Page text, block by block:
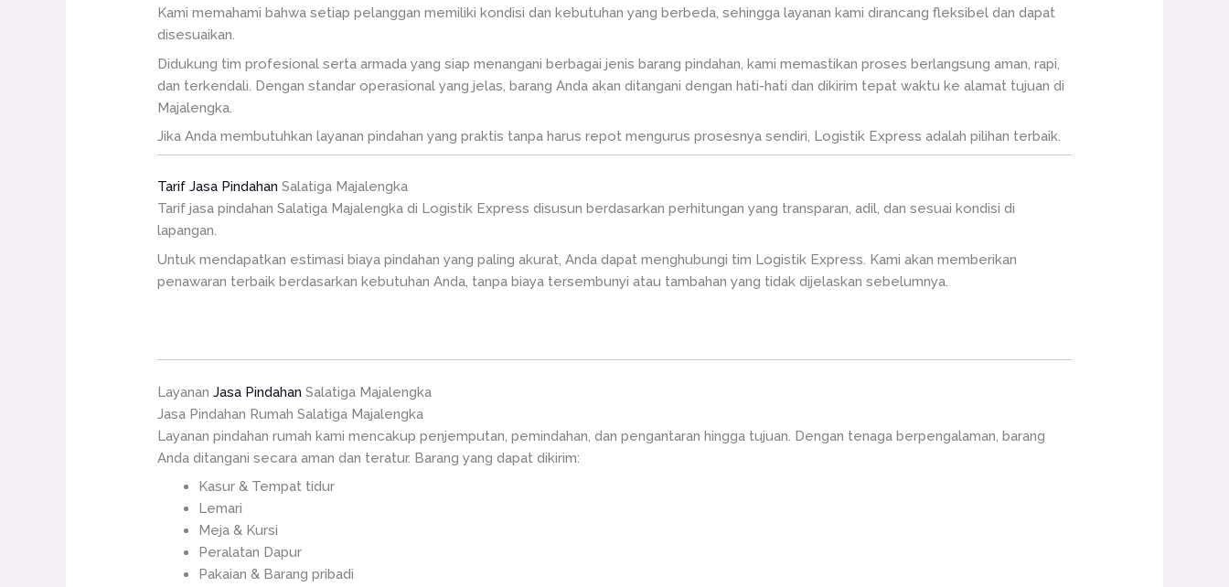
Kami memahami bahwa setiap pelanggan memiliki kondisi dan kebutuhan yang berbeda, sehingga layanan kami dirancang fleksibel dan dapat
disesuaikan.
Didukung tim profesional serta armada yang siap menangani berbagai jenis barang pindahan, kami memastikan proses berlangsung aman, rapi,
dan terkendali. Dengan standar operasional yang jelas, barang Anda akan ditangani dengan hati-hati dan dikirim tepat waktu ke alamat tujuan di
Majalengka.
Jika Anda membutuhkan layanan pindahan yang praktis tanpa harus repot mengurus prosesnya sendiri, Logistik Express adalah pilihan terbaik.
Tarif Jasa Pindahan Salatiga Majalengka
Tarif jasa pindahan Salatiga Majalengka di Logistik Express disusun berdasarkan perhitungan yang transparan, adil, dan sesuai kondisi di
lapangan.
Untuk mendapatkan estimasi biaya pindahan yang paling akurat, Anda dapat menghubungi tim Logistik Express. Kami akan memberikan
penawaran terbaik berdasarkan kebutuhan Anda, tanpa biaya tersembunyi atau tambahan yang tidak dijelaskan sebelumnya.
LayananJasa Pindahan Salatiga Majalengka
Jasa Pindahan Rumah Salatiga Majalengka
Layanan pindahan rumah kami mencakup penjemputan, pemindahan, dan pengantaran hingga tujuan. Dengan tenaga berpengalaman, barang
Anda ditangani secara aman dan teratur. Barang yang dapat dikirim:
Kasur & Tempat tidur
Lemari
Meja & Kursi
Peralatan Dapur
Pakaian & Barang pribadi